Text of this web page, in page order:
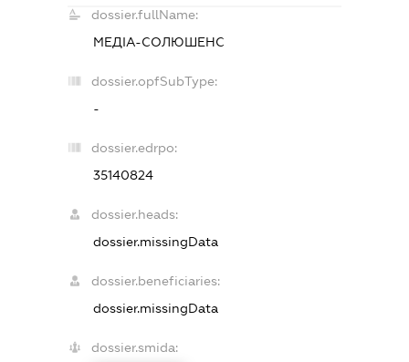
dossier.fullName:
МЕДІА-СОЛЮШЕНС
dossier.opfSubType:
-
dossier.edrpo:
35140824
dossier.heads:
dossier.missingData
dossier.beneficiaries:
dossier.missingData
dossier.smida: